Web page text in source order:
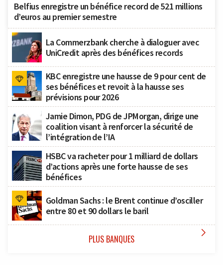
Belfius enregistre un bénéfice record de 521 millions
d’euros au premier semestre
La Commerzbank cherche à dialoguer avec
UniCredit après des bénéfices records
KBC enregistre une hausse de 9 pour cent de
ses bénéfices et revoit à la hausse ses
prévisions pour 2026
Jamie Dimon, PDG de JPMorgan, dirige une
coalition visant à renforcer la sécurité de
l’intégration de l’IA
HSBC va racheter pour 1 milliard de dollars
d’actions après une forte hausse de ses
bénéfices
Goldman Sachs : le Brent continue d’osciller
entre 80 et 90 dollars le baril
PLUS BANQUES 